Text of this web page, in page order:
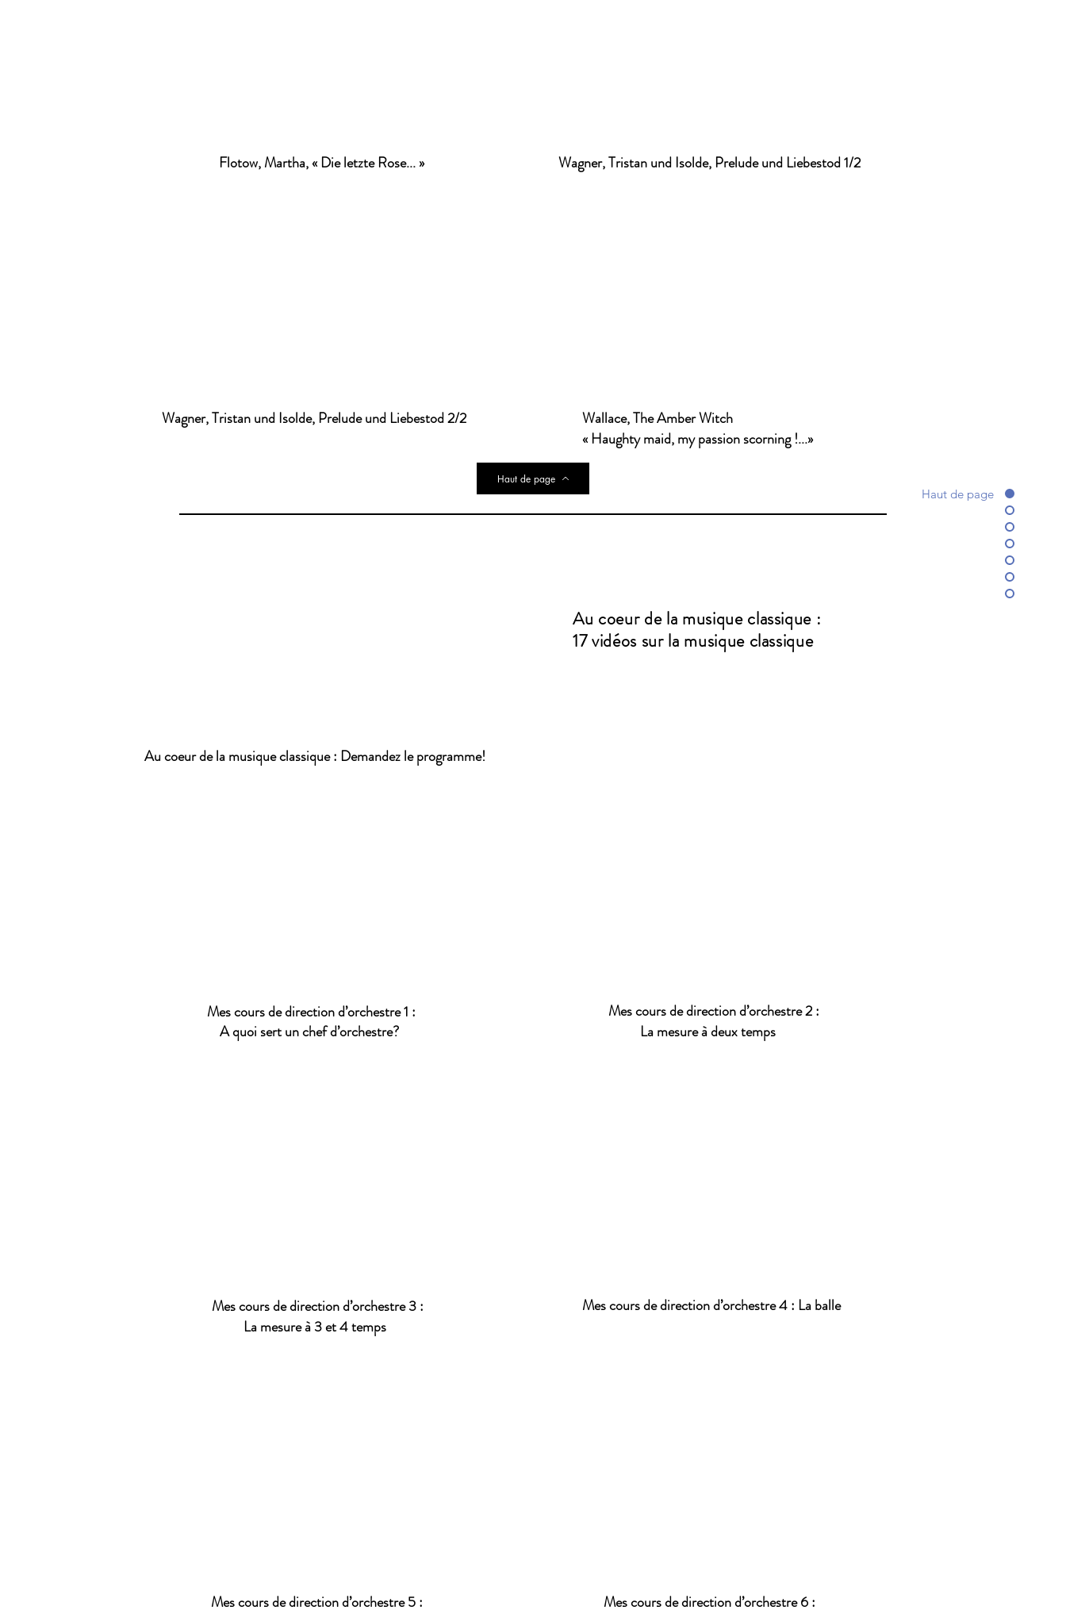
Haut de page
Flotow, Martha, « Die letzte Rose... » Wagner, Tristan und Isolde, Prelude und Liebestod 1/2
Wagner, Tristan und Isolde, Prelude und Liebestod 2/2
Wallace, The Amber Witch
« Haughty maid, my passion scorning !...»
Haut de page
Au coeur de la musique classique :
17 vidéos sur la musique classique
Au coeur de la musique classique : Demandez le programme!
Mes cours de direction d’orchestre 1 :
A quoi sert un chef d’orchestre?
Mes cours de direction d’orchestre 3 :
La mesure à 3 et 4 temps
Mes cours de direction d’orchestre 5 :
Mes cours de direction d’orchestre 2 :
La mesure à deux temps
Mes cours de direction d’orchestre 4 : La balle
Mes cours de direction d’orchestre 6 :